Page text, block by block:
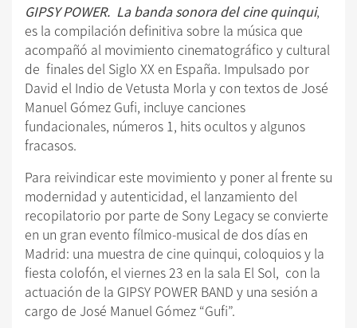
GIPSY POWER. La banda sonora del cine quinqui,
es la compilación definitiva sobre la música que
acompañó al movimiento cinematográfico y cultural
de finales del Siglo XX en España. Impulsado por
David el Indio de Vetusta Morla y con textos de José
Manuel Gómez Gufi, incluye canciones
fundacionales, números 1, hits ocultos y algunos
fracasos.
Para reivindicar este movimiento y poner al frente su
modernidad y autenticidad, el lanzamiento del
recopilatorio por parte de Sony Legacy se convierte
en un gran evento fílmico-musical de dos días en
Madrid: una muestra de cine quinqui, coloquios y la
fiesta colofón, el viernes 23 en la sala El Sol, con la
actuación de la GIPSY POWER BAND y una sesión a
cargo de José Manuel Gómez “Gufi”.